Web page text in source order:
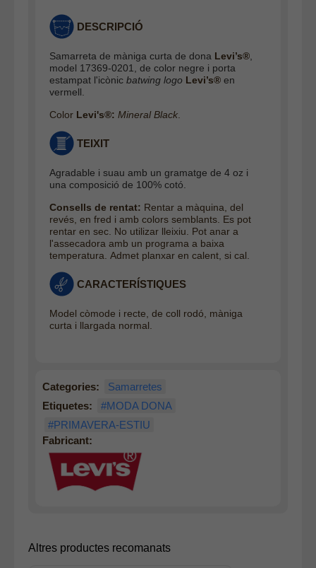
DESCRIPCIÓ
Samarreta de màniga curta de dona Levi’s®
model 17369-0201, de color negre i porta
estampat l'icònic batwing logo Levi’s® en
vermell.
Color Levi's®: Mineral Black
TEIXIT
Agradable i suau amb un gramatge de 4 oz i
una composició de 100% cotó.
Consells de rentat: Rentar a màquina, del
revés, en fred i amb colors semblants. Es pot
rentar en sec. No utilizar lleixiu. Pot anar a
l'assecadora amb un programa a baixa
temperatura. Admet planxar en calent, si cal
CARACTERÍSTIQUES
Model còmode i recte, de coll rodó, màniga
curta i llargada normal.
Categories:
Samarretes
Etiquetes:
#MODA DONA
#PRIMAVERA-ESTIU
Fabricant:
Altres productes recomanats